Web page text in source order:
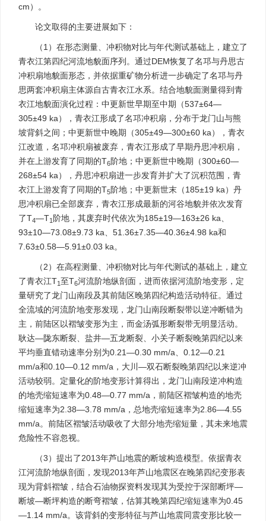
cm）。
论文取得的主要进展如下：
（1）在形态测量、冲积物对比与年代测试基础上，建立了
青衣江第四纪河流地貌面序列。通过DEM恢复了名邛与丹思古
冲积扇地貌面形态，并依据重矿物分析进一步确定了名邛与丹
思两套冲积扇主体源自古青衣江水系。结合地貌面测量得到青
衣江地貌面演化过程：中更新世早期至中期（537±64—
305±49 ka），青衣江形成了名邛冲积扇，分布于龙门山与熊
坡背斜之间；中更新世中晚期（305±49—300±60 ka），青衣
江改道，名邛冲积扇被废弃，青衣江形成了早期丹思冲积扇，
并在上游发育了同期的T6阶地；中更新世中晚期（300±60—
268±54 ka），丹思冲积扇进一步发育并扩大了沉积范围，青
衣江上游发育了同期的T5阶地；中更新世末（185±19 ka）丹
思冲积扇已全部废弃，青衣江形成最新的河谷地貌并依次发育
了T4—T1 阶地，其废弃时代依次为185±19—163±26 ka、
93±10—73.08±9.73 ka、51.36±7.35—40.36±4.98 ka和
7.63±0.58—5.91±0.03 ka。
（2）在高程测量、冲积物对比与年代测试的基础上，建立
了青衣江T1至T6河流阶地纵剖面，进而依据河流阶地变形，定
量研究了龙门山南段及其前陆区晚第四纪构造活动特征。通过
全流域的河流阶地变形发现，龙门山南段断裂带以逆冲断错为
主，前陆区以褶皱变形为主，而金汤弧形断裂带无明显活动。
耿达—陇东断裂、盐井—五龙断裂、小关子断裂晚第四纪以来
平均垂直错动速率分别为0.21—0.30 mm/a、0.12—0.21
mm/a和0.10—0.12 mm/a，大川—双石断裂晚第四纪以来逆冲
活动较弱。定量化的阶地变形计算得出，龙门山南段逆冲构造
的地壳缩短速率为0.48—0.77 mm/a，前陆区褶皱构造的地壳
缩短速率为2.38—3.78 mm/a，总地壳缩短速率为2.86—4.55
mm/a。前陆区褶皱活动吸收了大部分地壳缩短量，其未来地震
危险性不容忽视。
（3）提出了2013年芦山地震的断坡构造模型。依据青衣
江河流阶地纵剖面，发现2013年芦山地震区在晚第四纪变形表
现为背斜褶皱，结合石油物探资料发现其为受控于深部断坪—
断坡—断坪构造的断弯褶皱，估算其晚第四纪缩短速率为0.45
—1.14 mm/a。该背斜的变形特征与芦山地震同震变形比较一